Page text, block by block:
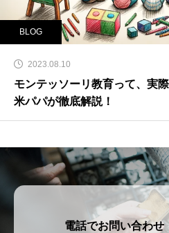
BLOG
2023.08.10
モンテッソーリ教育って、実
米パパが徹底解説！
電話でお問い合わせ